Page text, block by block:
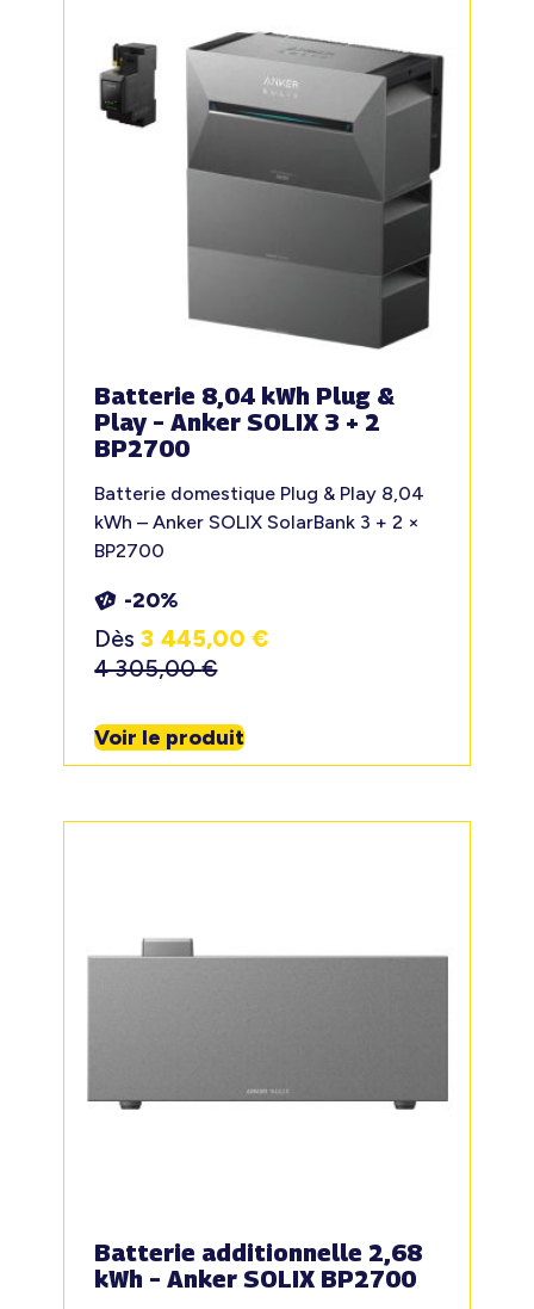
Batterie 8,04 kWh Plug &
Play – Anker SOLIX 3 + 2
BP2700
Batterie domestique Plug & Play 8,04
kWh – Anker SOLIX SolarBank 3 + 2 ×
BP2700
-20%
Dès 3 445,00€
4 305,00€
Voir le produit
Batterie additionnelle 2,68
kWh – Anker SOLIX BP2700